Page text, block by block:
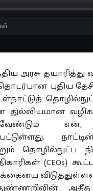
அரசு தயாரித்து
புதிய
துல்லியமான
என,
தொழில்நுட்ப
(CEOs)
அதீத